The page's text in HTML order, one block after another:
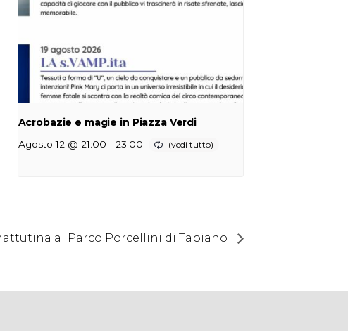
Acrobazie e magie in Piazza Verdi
Agosto 12 @ 21:00 - 23:00
al Parco Porcellini di Tabiano